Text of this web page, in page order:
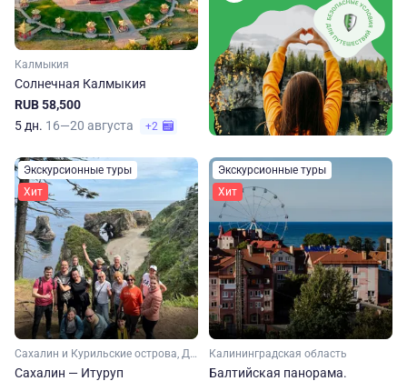
Калмыкия
Солнечная Калмыкия
RUB 58,500
5 дн. 16—20 августа +2
Экскурсионные туры
Хит
Сахалин и Курильские острова, Дальний Восток
Сахалин — Итуруп
Экскурсионные туры
Хит
Калининградская область
Балтийская панорама.